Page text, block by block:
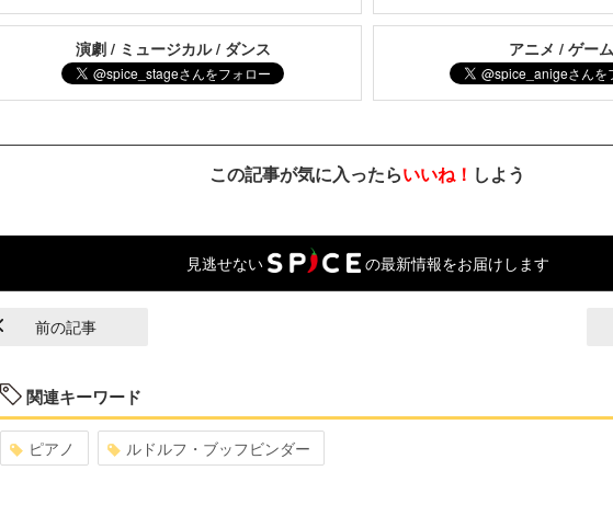
演劇 / ミュージカル / ダンス アニメ / ゲー
この記事が気に入ったらいいね！ しよう
見逃せない の最新情報をお届けします
前の記事
関連キーワード
ピアノ ルドルフ・ブッフビンダー